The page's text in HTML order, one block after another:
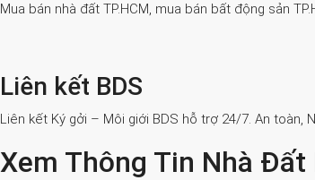
Mua bán nhà đất TP.HCM, mua bán bất động sản
Liên kết BDS
Liên kết Ký gởi – Môi giới BDS hỗ trợ 24/7. An toàn,
Xem Thông Tin Nhà Đất